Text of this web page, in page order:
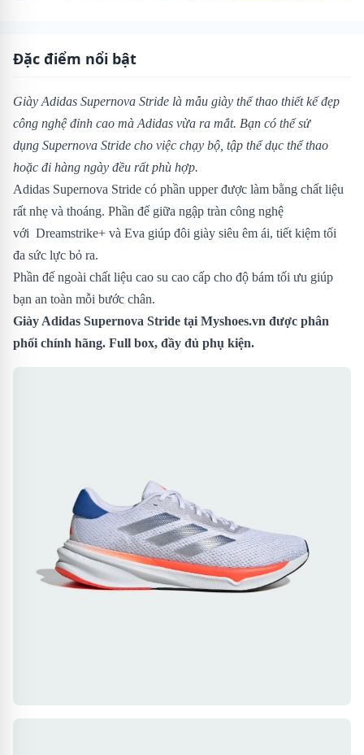
Đặc điểm nổi bật
Giày Adidas Supernova Stride là mẫu giày thể thao thiết kế đẹp
công nghệ đỉnh cao mà Adidas vừa ra mắt. Bạn có thể sử
dụng Supernova Stride cho việc chạy bộ, tập thể dục thể thao
hoặc đi hàng ngày đều rất phù hợp.
Adidas Supernova Stride có phần upper được làm bằng chất liệu
rất nhẹ và thoáng. Phần đế giữa ngập tràn công nghệ
với Dreamstrike+ và Eva giúp đôi giày siêu êm ái, tiết kiệm tối
đa sức lực bỏ ra.
Phần đế ngoài chất liệu cao su cao cấp cho độ bám tối ưu giúp
bạn an toàn mỗi bước chân.
Giày Adidas Supernova Stride tại Myshoes.vn được phân
phối chính hãng. Full box, đầy đủ phụ kiện.